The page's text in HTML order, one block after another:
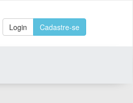
Login Cadastre-se